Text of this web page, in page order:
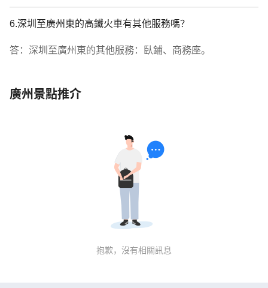
6.深圳至廣州東的高鐵火車有其他服務嗎？
答：深圳至廣州東的其他服務：臥鋪、商務座。
廣州景點推介
抱歉，沒有相關訊息